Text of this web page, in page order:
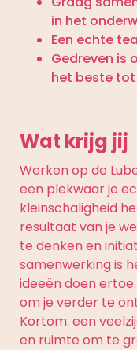
in het
Een echte
Gedreven is
het beste
Wat krijg jij
Werken op de
een plekwaar je
kleinschaligheid
resultaat van je
te denken en
samenwerking is
ideeën doen
om je verder te
Kortom: een
en ruimte om te